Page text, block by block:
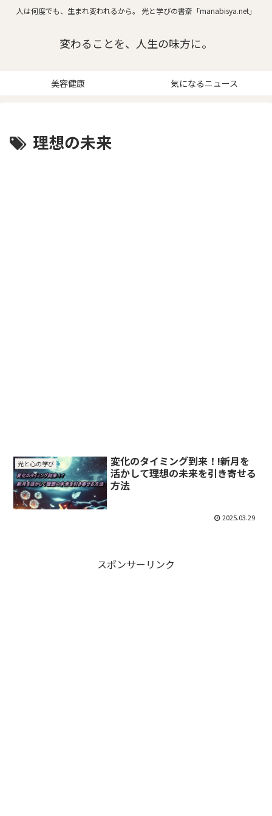
人は何度でも、生まれ変われるから。 光と学びの書斎「manabisya.net」
変わることを、人生の味方に。
美容健康 気になるニュース
理想の未来
光と心の学び
変化のタイミング到来！!新月を
活かして理想の未来を引き寄せる
方法
2025.03.29
スポンサーリンク